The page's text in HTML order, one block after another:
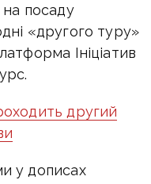
на посаду
«другого туру»
Ініціатив
другий
у дописах